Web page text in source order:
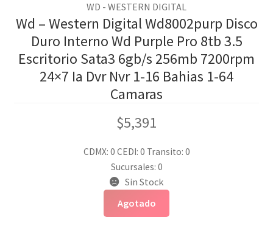
WD - WESTERN DIGITAL
Wd – Western Digital Wd8002purp Disco
Duro Interno Wd Purple Pro 8tb 3.5
Escritorio Sata3 6gb/s 256mb 7200rpm
24×7 Ia Dvr Nvr 1-16 Bahias 1-64
Camaras
$5,391
CDMX: 0 CEDI: 0 Transito: 0
Sucursales: 0
Sin Stock
Agotado